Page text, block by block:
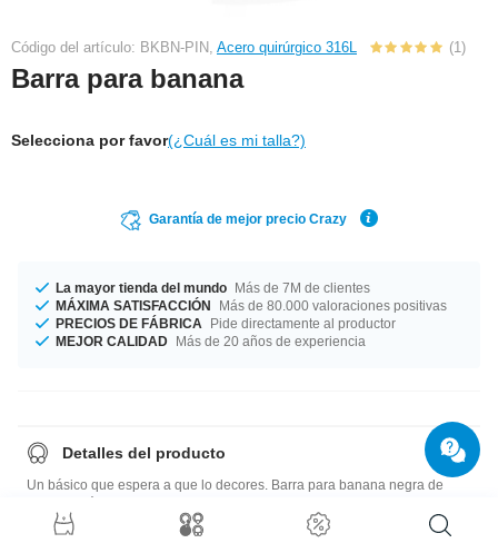
Código del artículo: BKBN-PIN, Acero quirúrgico 316L (1)
Barra para banana
Selecciona por favor(¿Cuál es mi talla?)
Garantía de mejor precio Crazy
La mayor tienda del mundo Más de 7M de clientes
MÁXIMA SATISFACCIÓN
Más de 80.000 valoraciones positivas
PRECIOS DE FÁBRICA
Pide directamente al productor
MEJOR CALIDAD Más de 20 años de experiencia
Detalles del producto
Un básico que espera a que lo decores. Barra para banana negra de
acero quirúrgico para accesorios con rosca de 1,2 mm y 1,6 mm.